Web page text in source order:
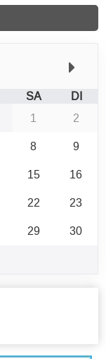
SA
DI
1
2
8
9
15
16
22
23
29
30